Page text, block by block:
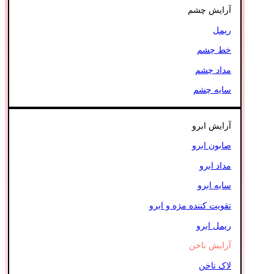
آرایش چشم
ریمل
خط چشم
مداد چشم
سایه چشم
آرایش ابرو
صابون ابرو
مداد ابرو
سایه ابرو
تقویت کننده مژه و ابرو
ریمل ابرو
آرایش ناخن
لاک ناخن